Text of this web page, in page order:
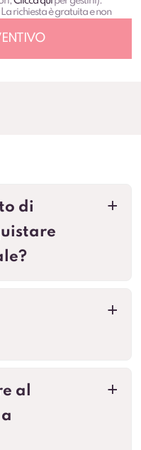
richiesta è gratuita e non
a
di
a
a
al